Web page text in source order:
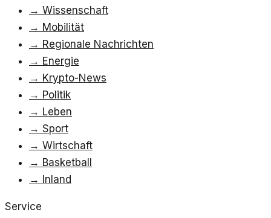
→ Wissenschaft
→ Mobilität
→ Regionale Nachrichten
→ Energie
→ Krypto-News
→ Politik
→ Leben
→ Sport
→ Wirtschaft
→ Basketball
→ Inland
Service